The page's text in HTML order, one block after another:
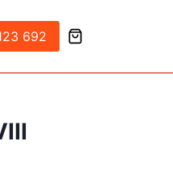
692